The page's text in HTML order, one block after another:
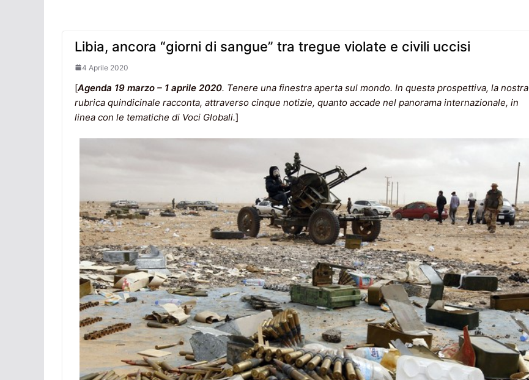
Libia, ancora “giorni di sangue” tra tregue violate e civili uccisi
4 Aprile 2020
[Agenda 19 marzo – 1 aprile 2020. Tenere una finestra aperta sul mondo. In questa prospettiva, la nostra
rubrica quindicinale racconta, attraverso cinque notizie, quanto accade nel panorama internazionale, in
linea con le tematiche di Voci Globali.]